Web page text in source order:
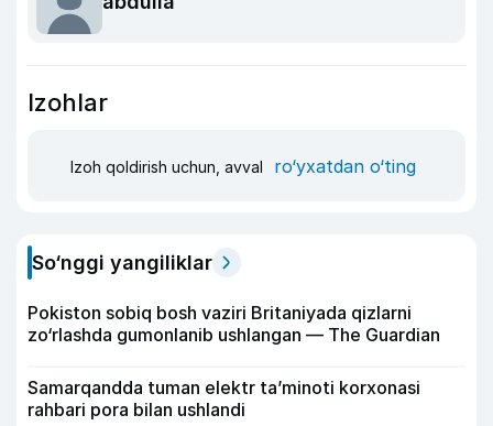
Izohlar
Izoh qoldirish uchun, avval ro‘yxatdan o‘ting
So‘nggi yangiliklar
Pokiston sobiq bosh vaziri Britaniyada qizlarni
zo‘rlashda gumonlanib ushlangan — The Guardian
Samarqandda tuman elektr ta’minoti korxonasi
rahbari pora bilan ushlandi